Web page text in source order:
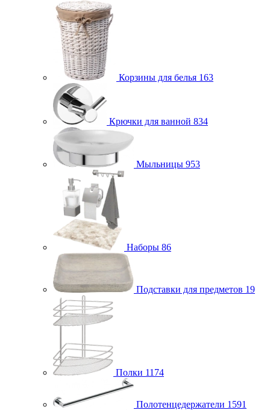
Корзины для белья 163
Крючки для ванной 834
Мыльницы 953
Наборы 86
Подставки для предметов 19
Полки 1174
Полотенцедержатели 1591